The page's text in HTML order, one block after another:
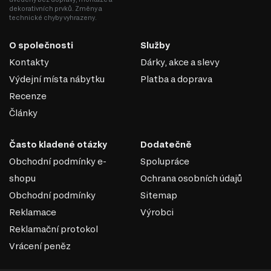
barva je bílá, možné jsou všechny její odstíny. Můžete jej
zkombinovat s pastelovými tóny. Jemná růžová, modrá, šedá,
Skandinávský styl umožňuje kombinovat mnoho nábytku, i když
není ze stejné řady. Měl by být uspořádán minimalisticky, ale
zároveň multifunkčně. Nezapomeňte na přirozenost materiálů,
dekorativních prvků. Změny a
technické chyby vyhrazeny.
O společnosti
Kontakty
Výdejní místa nábytku
Recenze
Články
Služby
Dárky, akce a slevy
Platba a doprava
Často kladené otázky
Obchodní podmínky e-
shopu
Obchodní podmínky
Reklamace
Reklamační protokol
Vrácení peněz
Dodatečně
Spolupráce
Ochrana osobních údajů
Sitemap
Výrobci